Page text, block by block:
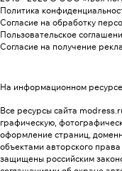
Политика
Согласие на обработку
Пользовательское
Согласие на получение
На информационном
Все ресурсы сайта
графическую,
оформление страниц,
объектами авторского
защищены российским